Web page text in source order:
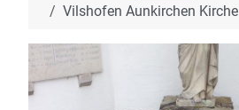
Vilshofen Aunkirchen Kirche